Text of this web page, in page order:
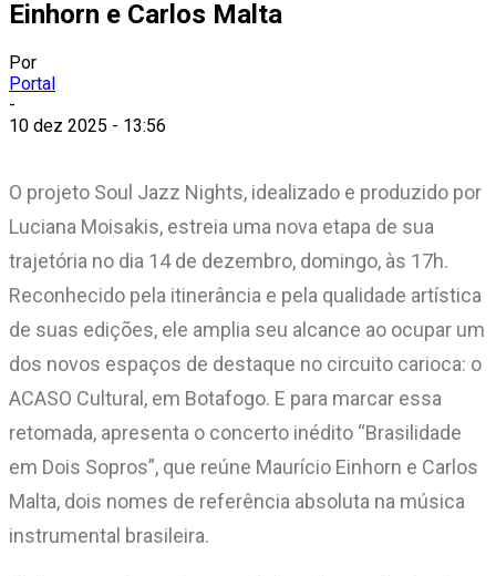
Einhorn e Carlos Malta
Por
Portal
-
10 dez 2025 - 13:56
O projeto Soul Jazz Nights, idealizado e produzido por
Luciana Moisakis, estreia uma nova etapa de sua
trajetória no dia 14 de dezembro, domingo, às 17h.
Reconhecido pela itinerância e pela qualidade artística
de suas edições, ele amplia seu alcance ao ocupar um
dos novos espaços de destaque no circuito carioca: o
ACASO Cultural, em Botafogo. E para marcar essa
retomada, apresenta o concerto inédito “Brasilidade
em Dois Sopros”, que reúne Maurício Einhorn e Carlos
Malta, dois nomes de referência absoluta na música
instrumental brasileira.